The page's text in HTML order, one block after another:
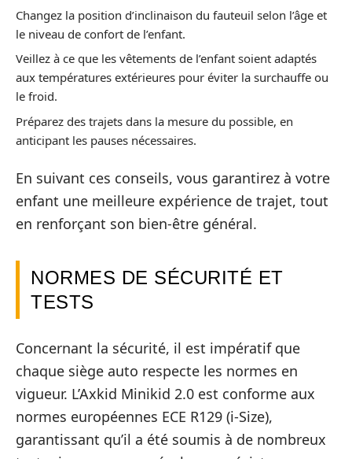
Changez la position d’inclinaison du fauteuil selon l’âge et
le niveau de confort de l’enfant.
Veillez à ce que les vêtements de l’enfant soient adaptés
aux températures extérieures pour éviter la surchauffe ou
le froid.
Préparez des trajets dans la mesure du possible, en
anticipant les pauses nécessaires.
En suivant ces conseils, vous garantirez à votre
enfant une meilleure expérience de trajet, tout
en renforçant son bien-être général.
NORMES DE SÉCURITÉ ET
TESTS
Concernant la sécurité, il est impératif que
chaque siège auto respecte les normes en
vigueur. L’Axkid Minikid 2.0 est conforme aux
normes européennes ECE R129 (i-Size),
garantissant qu’il a été soumis à de nombreux